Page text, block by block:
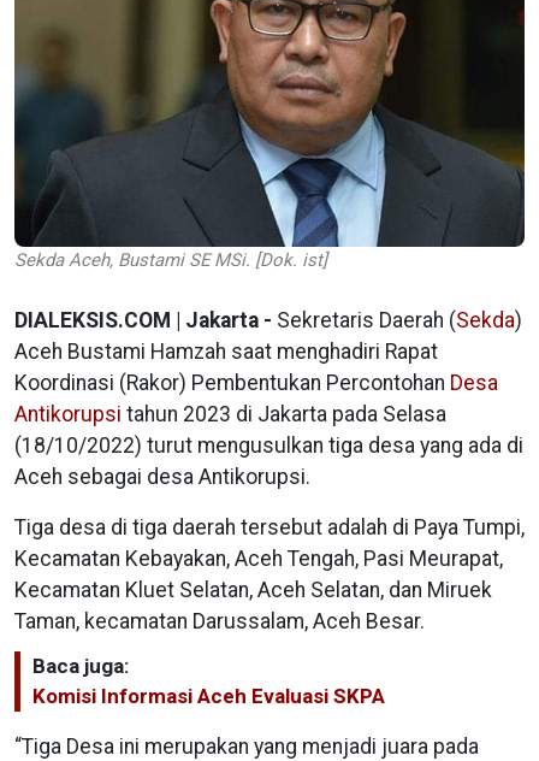
Sekda Aceh, Bustami SE MSi. [Dok. ist]
DIALEKSIS.COM | Jakarta - Sekretaris Daerah (Sekda)
Aceh Bustami Hamzah saat menghadiri Rapat
Koordinasi (Rakor) Pembentukan Percontohan Desa
Antikorupsi tahun 2023 di Jakarta pada Selasa
(18/10/2022) turut mengusulkan tiga desa yang ada di
Aceh sebagai desa Antikorupsi.
Tiga desa di tiga daerah tersebut adalah di Paya Tumpi,
Kecamatan Kebayakan, Aceh Tengah, Pasi Meurapat,
Kecamatan Kluet Selatan, Aceh Selatan, dan Miruek
Taman, kecamatan Darussalam, Aceh Besar.
Baca juga:
Komisi Informasi Aceh Evaluasi SKPA
“Tiga Desa ini merupakan yang menjadi juara pada